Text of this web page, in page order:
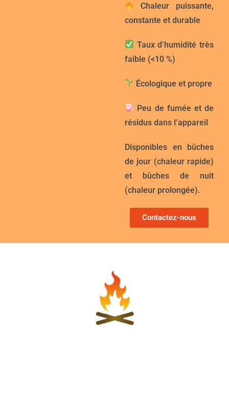
Chaleur puissante,
constante et durable
Taux d’humidité très
faible (<10 %)
Écologique et propre
Peu de fumée et de
résidus dans l’appareil
Disponibles en bûches
de jour (chaleur rapide)
et bûches de nuit
(chaleur prolongée).
Contactez-nous